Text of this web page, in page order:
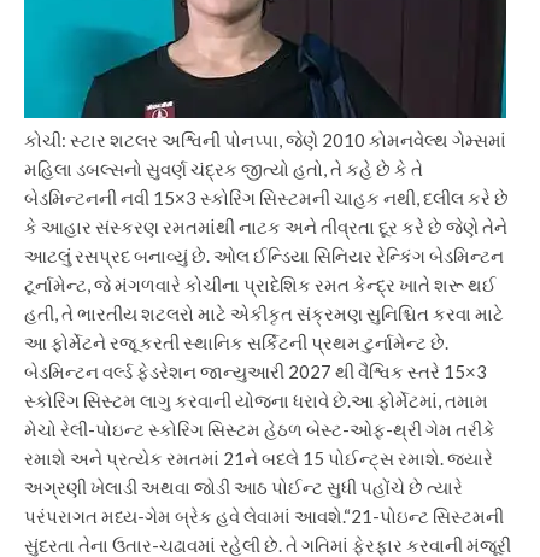
કોચી: સ્ટાર શટલર અશ્વિની પોનપ્પા, જેણે 2010 કોમનવેલ્થ ગેમ્સમાં
મહિલા ડબલ્સનો સુવર્ણ ચંદ્રક જીત્યો હતો, તે કહે છે કે તે
બેડમિન્ટનની નવી 15×3 સ્કોરિંગ સિસ્ટમની ચાહક નથી, દલીલ કરે છે
કે આહાર સંસ્કરણ રમતમાંથી નાટક અને તીવ્રતા દૂર કરે છે જેણે તેને
આટલું રસપ્રદ બનાવ્યું છે.ઓલ ઈન્ડિયા સિનિયર રેન્કિંગ બેડમિન્ટન
ટૂર્નામેન્ટ, જે મંગળવારે કોચીના પ્રાદેશિક રમત કેન્દ્ર ખાતે શરૂ થઈ
હતી, તે ભારતીય શટલરો માટે એકીકૃત સંક્રમણ સુનિશ્ચિત કરવા માટે
આ ફોર્મેટને રજૂ કરતી સ્થાનિક સર્કિટની પ્રથમ ટુર્નામેન્ટ છે.
બેડમિન્ટન વર્લ્ડ ફેડરેશન જાન્યુઆરી 2027 થી વૈશ્વિક સ્તરે 15×3
સ્કોરિંગ સિસ્ટમ લાગુ કરવાની યોજના ધરાવે છે.આ ફોર્મેટમાં, તમામ
મેચો રેલી-પોઇન્ટ સ્કોરિંગ સિસ્ટમ હેઠળ બેસ્ટ-ઓફ-થ્રી ગેમ તરીકે
રમાશે અને પ્રત્યેક રમતમાં 21ને બદલે 15 પોઈન્ટ્સ રમાશે. જ્યારે
અગ્રણી ખેલાડી અથવા જોડી આઠ પોઈન્ટ સુધી પહોંચે છે ત્યારે
પરંપરાગત મધ્ય-ગેમ બ્રેક હવે લેવામાં આવશે.“21-પોઇન્ટ સિસ્ટમની
સુંદરતા તેના ઉતાર-ચઢાવમાં રહેલી છે. તે ગતિમાં ફેરફાર કરવાની મંજૂરી